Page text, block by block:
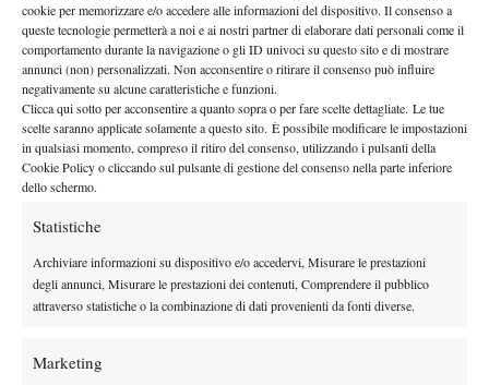
cookie per memorizzare e/o accedere alle informazioni del dispositivo. Il consenso a
queste tecnologie permetterà a noi e ai nostri partner di elaborare dati personali come il
comportamento durante la navigazione o gli ID univoci su questo sito e di mostrare
annunci (non) personalizzati. Non acconsentire o ritirare il consenso può influire
negativamente su alcune caratteristiche e funzioni.
Clicca qui sotto per acconsentire a quanto sopra o per fare scelte dettagliate. Le tue
scelte saranno applicate solamente a questo sito. È possibile modificare le impostazioni
in qualsiasi momento, compreso il ritiro del consenso, utilizzando i pulsanti della
Cookie Policy o cliccando sul pulsante di gestione del consenso nella parte inferiore
dello schermo.
Statistiche
Archiviare informazioni su dispositivo e/o accedervi, Misurare le prestazioni
degli annunci, Misurare le prestazioni dei contenuti, Comprendere il pubblico
attraverso statistiche o la combinazione di dati provenienti da fonti diverse.
Marketing
di diritto avrebbe potuto disputare (non si può parlare quindi di
soldi in più per pagare le spese). Attenzione: non si vuole qui
giustificare il comportamento di Trusendi e Rousset, ma da qui ad
arrivare a parlare di match truccati e scommesse non c’è di
mezzo il mare, bensì l’intero infinito universo. La pratica
utilizzata dai due tennisti, per quanto non consentita, è utilizzata
spesso nei tornei. Alcuni giocatori e addetti ai lavori, come
dovrebbe divenire una regola perfettamente legale.
Il Giorno della Squalifica. Il giorno 24 marzo Walter Trusendi si
trova in Croazia per un torneo Futures. Ha già disputato tre turni
(vinti) di qualificazione e il primo match (vinto) di doppio in
draw l’italiano controlla l’email e scopre, quasi casualmente, la